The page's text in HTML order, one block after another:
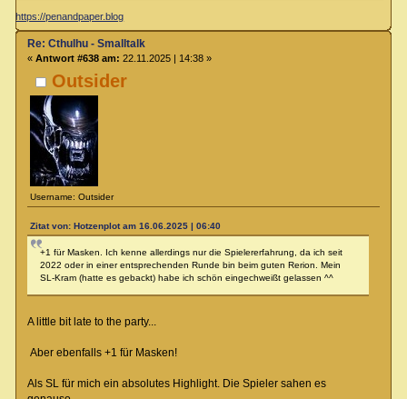
https://penandpaper.blog
Outsider
Username: Outsider
Re: Cthulhu - Smalltalk
« Antwort #638 am: 22.11.2025 | 14:38 »
Zitat von: Hotzenplot am 16.06.2025 | 06:40
+1 für Masken. Ich kenne allerdings nur die Spielererfahrung, da ich seit
2022 oder in einer entsprechenden Runde bin beim guten Rerion. Mein
SL-Kram (hatte es gebackt) habe ich schön eingechweißt gelassen ^^
A little bit late to the party...
Aber ebenfalls +1 für Masken!
Als SL für mich ein absolutes Highlight. Die Spieler sahen es